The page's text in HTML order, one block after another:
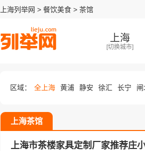
上海列举网 > 餐饮美食 > 茶馆
上海
[切换城市]
区域： 全上海 黄浦 静安 徐汇 长宁
上海茶馆
上海市茶楼家具定制厂家推荐庄